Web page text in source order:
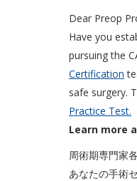
Dear Preop
Have you
pursuing the
Certification
safe surgery.
Practice Test.
Learn more
周術期専門家
あなたの手術